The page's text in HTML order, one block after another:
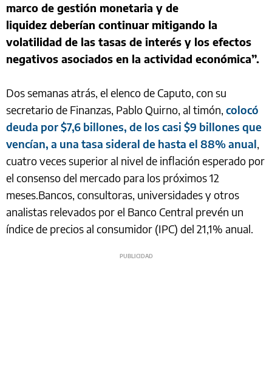
marco de gestión monetaria y de
liquidez deberían continuar mitigando la
volatilidad de las tasas de interés y los efectos
negativos asociados en la actividad económica”.
Dos semanas atrás, el elenco de Caputo, con su
secretario de Finanzas, Pablo Quirno, al timón, colocó
deuda por $7,6 billones, de los casi $9 billones que
vencían, a una tasa sideral de hasta el 88% anual,
cuatro veces superior al nivel de inflación esperado por
el consenso del mercado para los próximos 12
meses.Bancos, consultoras, universidades y otros
analistas relevados por el Banco Central prevén un
índice de precios al consumidor (IPC) del 21,1% anual.